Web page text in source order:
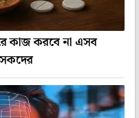
কাজ করবে না এসব